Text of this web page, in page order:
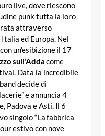
live, dove riescono
punk tutta la loro
attraverso
ed Europa. Nel
con un’esibizione il 17
sull’Adda come
Data la incredibile
decide di
e annuncia 4
Padova e Asti. Il 6
singolo “La fabbrica
estivo con nove